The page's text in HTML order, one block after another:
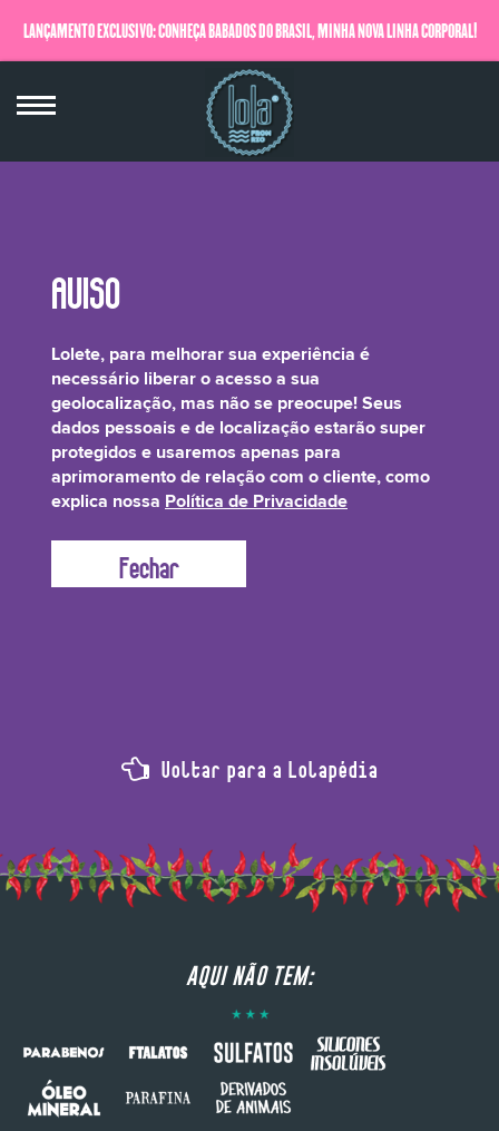
LANÇAMENTO EXCLUSIVO: CONHEÇA BABADOS DO BRASIL, MINHA NOVA LINHA CORPORAL!
QUERO SABER MAIS
Fragrance/Parfum, Butylphenyl Methyl
Propional*, Amyl Cinnamal*, Benzyl
Benzoate, Hexyl Cinnamaldehyde*, d-
Limonene*
Voltar para a Lolapédia
AQUI NÃO TEM:
Lolete, para melhorar sua experiência é
necessário liberar o acesso a sua
geolocalização, mas não se preocupe! Seus
dados pessoais e de localização estarão super
protegidos e usaremos apenas para
aprimoramento de relação com o cliente, como
explica nossa Política de Privacidade